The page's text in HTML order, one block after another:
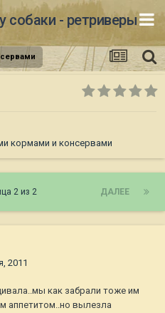
собаки - ретриверы
кормами и консервами
ДАЛЕЕ
2 из 2
2011
как забрали тоже им
аппетитом..но вылезла